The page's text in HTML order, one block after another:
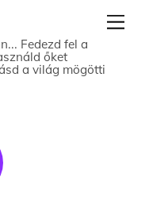
Fedezd fel a
őket
a világ mögötti